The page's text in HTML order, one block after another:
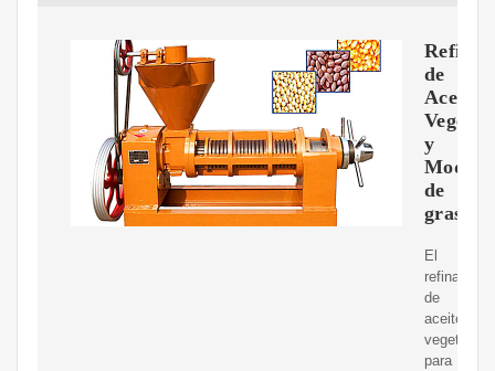
de
Aceite
Vegetal
y
de
grasas
El
refinado
de
aceite
vegetal
para